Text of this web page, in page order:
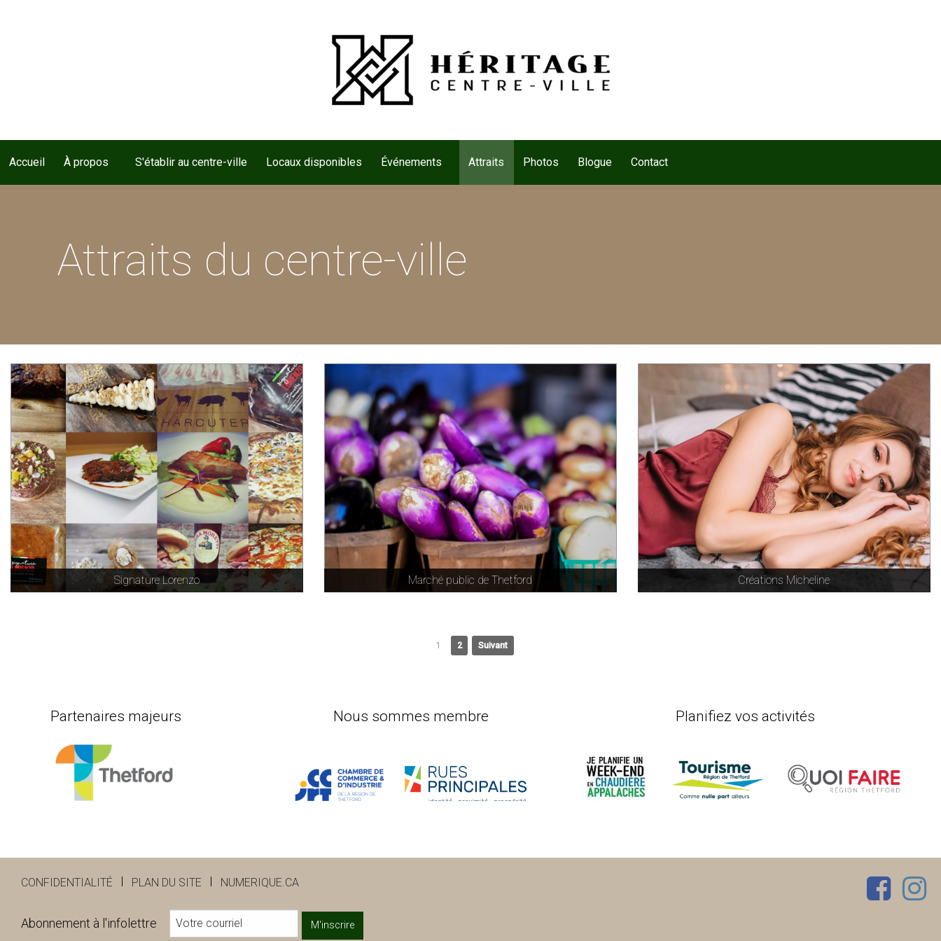
Accueil À propos S'établir au centre-ville Locaux disponibles Événements Attraits Photos Blogue Contact
Attraits du centre-ville
Signature Lorenzo Marché public de Thetford Créations Micheline
1 2 Suivant
Partenaires majeurs Nous sommes membre Planifiez vos activités
CONFIDENTIALITÉ PLAN DU SITE NUMERIQUE.CA
Abonnement à l'infolettre